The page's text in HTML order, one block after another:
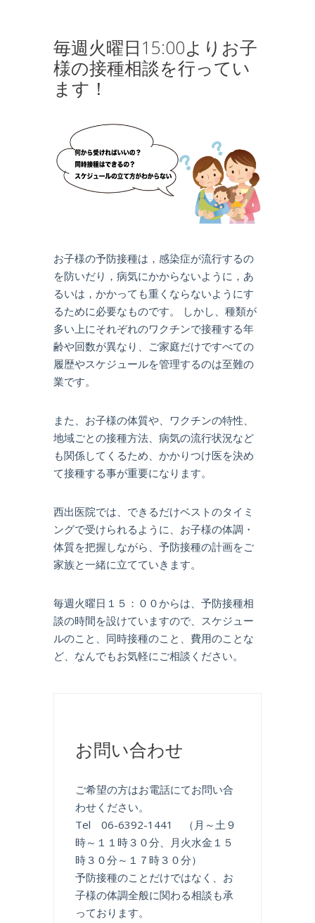
毎週火曜日15:00よりお子
様の接種相談を行ってい
ます！
お子様の予防接種は，感染症が流行するの
を防いだり，病気にかからないように，あ
るいは，かかっても重くならないようにす
るために必要なものです。 しかし、種類が
多い上にそれぞれのワクチンで接種する年
齢や回数が異なり、ご家庭だけですべての
履歴やスケジュールを管理するのは至難の
業です。
また、お子様の体質や、ワクチンの特性、
地域ごとの接種方法、病気の流行状況など
も関係してくるため、かかりつけ医を決め
て接種する事が重要になります。
西出医院では、できるだけベストのタイミ
ングで受けられるように、お子様の体調・
体質を把握しながら、予防接種の計画をご
家族と一緒に立てていきます。
毎週火曜日１５：００からは、予防接種相
談の時間を設けていますので、スケジュー
ルのこと、同時接種のこと、費用のことな
ど、なんでもお気軽にご相談ください。
お問い合わせ
ご希望の方はお電話にてお問い合
わせください。
Tel 06-6392-1441
（月～土９
時～１１時３０分、月火水金１５
時３０分～１７時３０分）
予防接種のことだけではなく、お
子様の体調全般に関わる相談も承
っております。